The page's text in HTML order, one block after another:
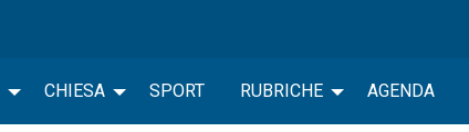
CHIESA SPORT RUBRICHE AGENDA